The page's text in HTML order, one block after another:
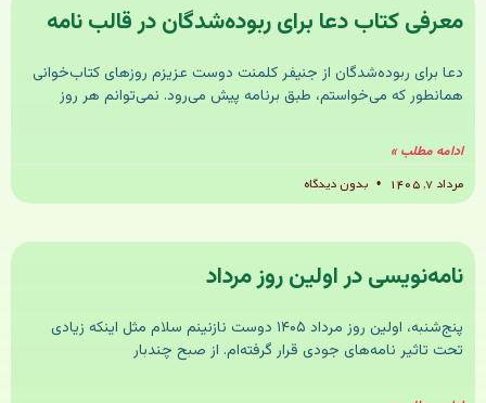
معرفی کتاب دعا برای ربوده‌شدگان در قالب نامه
دعا برای ربوده‌شدگان از جنیفر کلمنت دوست عزیزم روزهای کتاب‌خوانی
همانطور که می‌خواستم، طبق برنامه پیش می‌رود. نمی‌توانم هر روز
ادامه مطلب »
مرداد ۷, ۱۴۰۵
بدون دیدگاه
نامه‌نویسی در اولین روز مرداد
پنج‌شنبه، اولین روز مرداد ۱۴۰۵ دوست نازنینم سلام مثل اینکه زیادی
تحت تاثیر نامه‌های جودی قرار گرفته‌ام. از صبح چندبار